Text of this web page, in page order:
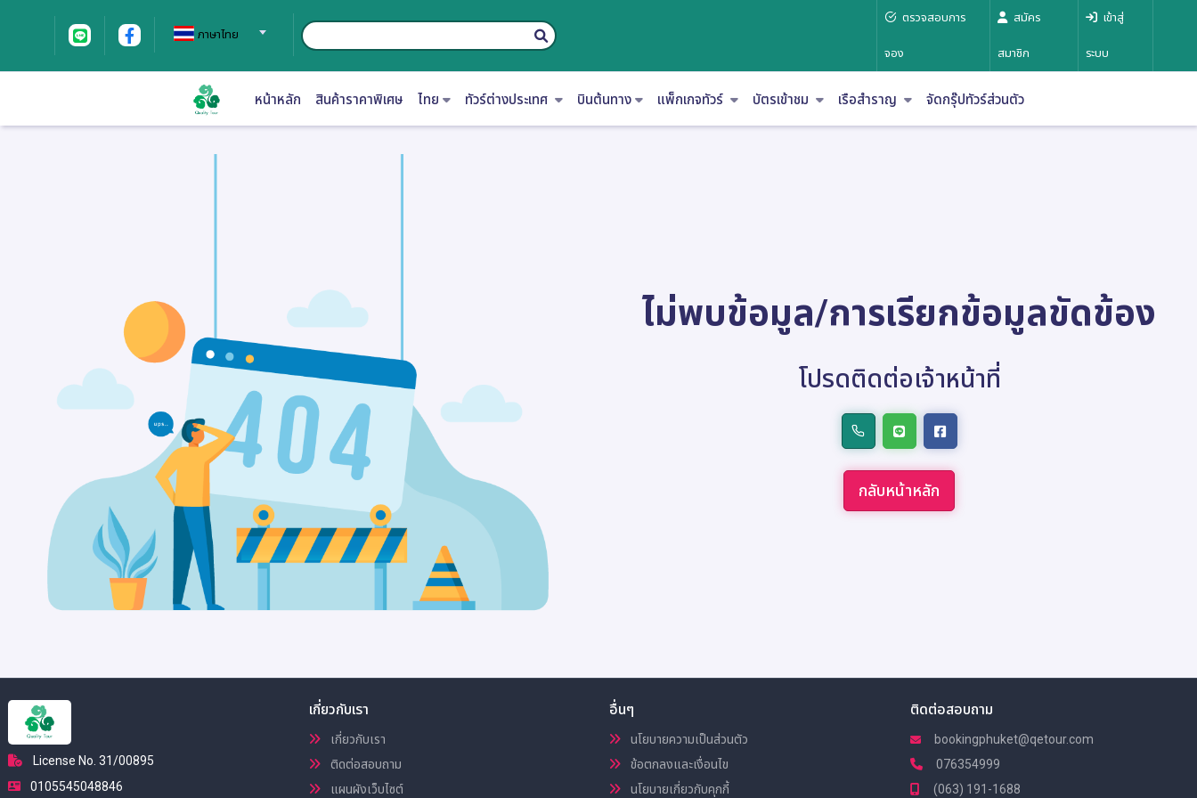
ภาษาไทย
ตรวจสอบการ
จอง
สมัคร
สมาชิก
เข้าสู่
ระบบ
หน้าหลัก สินค้าราคาพิเศษ ไทย ทัวร์ต่างประเทศ บินต้นทาง แพ็กเกจทัวร์ บัตรเข้าชม เรือสำราญ จัดกรุ๊ปทัวร์ส่วนตัว
ไม่พบข้อมูล/การเรียกข้อมูลขัดข้อง
โปรดติดต่อเจ้าหน้าที่
กลับหน้าหลัก
License No. 31/00895
0105545048846
เกี่ยวกับเรา
เกี่ยวกับเรา
ติดต่อสอบถาม
แผนผังเว็บไซต์
อื่นๆ
นโยบายความเป็นส่วนตัว
ข้อตกลงและเงื่อนไข
นโยบายเกี่ยวกับคุกกี้
ติดต่อสอบถาม
bookingphuket@qetour.com
076354999
(063) 191-1688